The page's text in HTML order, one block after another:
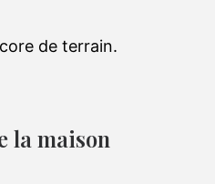
de terrain.
la maison